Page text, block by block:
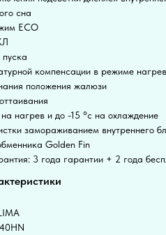
сна
ECO
компенсации в режиме
положения жалюзи
нагрев и до -15 °c на охлаждение
замораживанием внутреннего
Golden Fin
3 года гарантии + 2 года